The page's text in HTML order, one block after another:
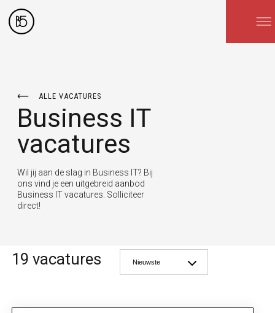
ALLE VACATURES
Business IT
vacatures
Wil jij aan de slag in Business IT? Bij
ons vind je een uitgebreid aanbod
Business IT vacatures. Solliciteer
direct!
19 vacatures